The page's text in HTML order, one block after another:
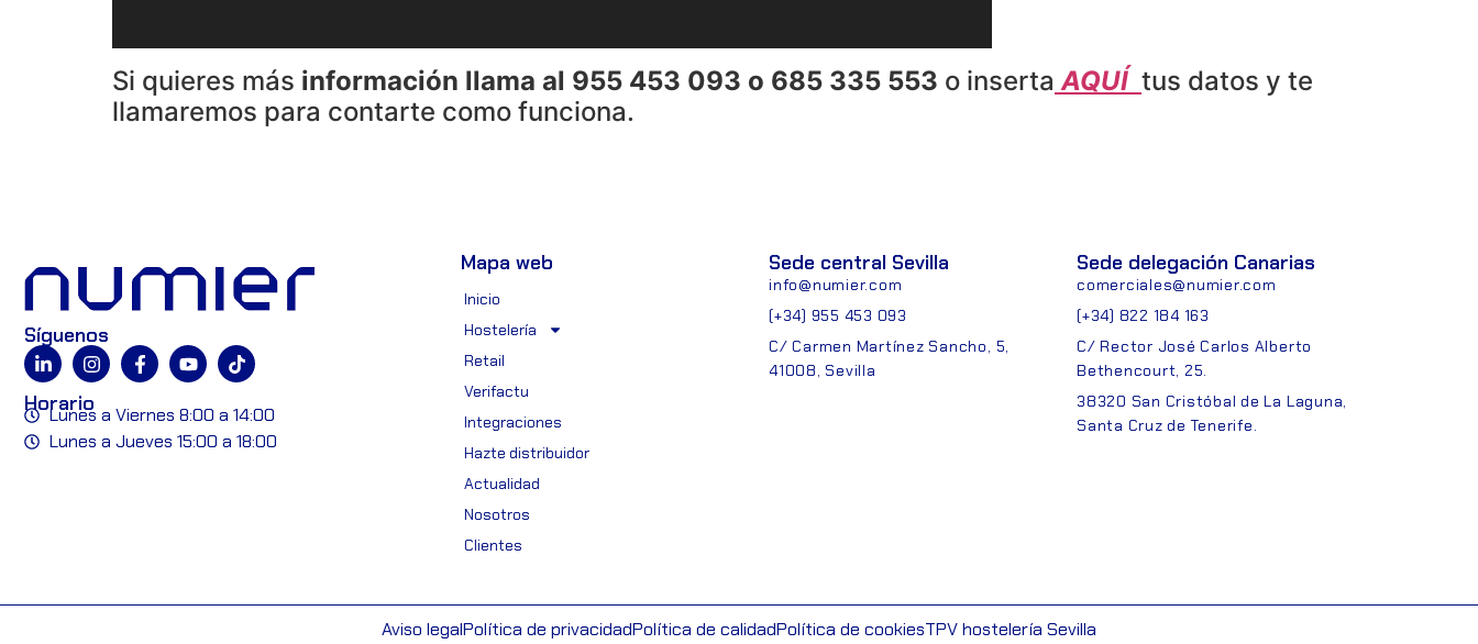
Si quieres más información llama al 955 453 093 o 685 335 553 o inserta AQUÍ tus datos y te
llamaremos para contarte como funciona.
Síguenos
Horario
Lunes a Viernes 8:00 a 14:00
Lunes a Jueves 15:00 a 18:00
Mapa web
Inicio
Hostelería
Retail
Verifactu
Integraciones
Hazte distribuidor
Actualidad
Nosotros
Clientes
Sede central Sevilla
info@numier.com
(+34) 955 453 093
C/ Carmen Martínez Sancho, 5,
41008, Sevilla
Sede delegación Canarias
comerciales@numier.com
(+34) 822 184 163
C/ Rector José Carlos Alberto
Bethencourt, 25.
38320 San Cristóbal de La Laguna,
Santa Cruz de Tenerife.
Aviso legalPolítica de privacidadPolítica de calidadPolítica de cookiesTPV hostelería Sevilla